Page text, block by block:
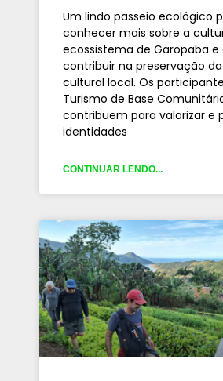
Um lindo passeio ecológico
conhecer mais sobre a
ecossistema de Garopaba e
contribuir na preservação
cultural local. Os
Turismo de Base
contribuem para valorizar e
identidades
CONTINUAR LENDO...